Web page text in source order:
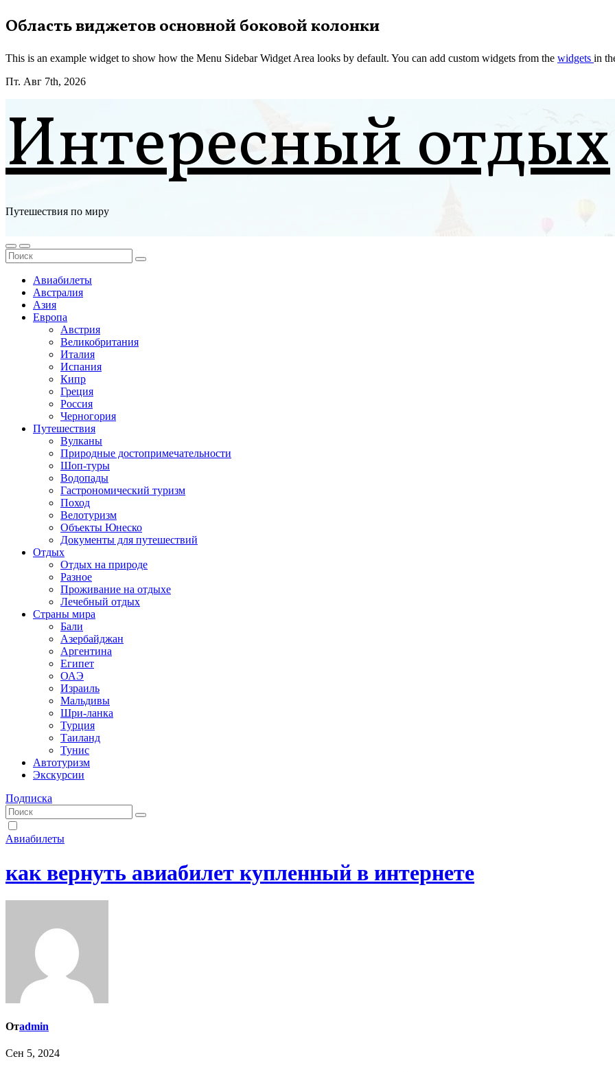
Перейти
к
Область виджетов основной боковой колонки
This is an example widget to show how the Menu Sidebar Widget Area looks by default. You can add custom widgets from the widgets in
Пт. Авг 7th, 2026
Интересный отдых
Путешествия по миру
Авиабилеты
Австралия
Азия
Европа
Австрия
Великобритания
Италия
Испания
Кипр
Греция
Россия
Черногория
Путешествия
Вулканы
Природные достопримечательности
Шоп-туры
Водопады
Гастрономический туризм
Поход
Велотуризм
Объекты Юнеско
Документы для путешествий
Отдых
Отдых на природе
Разное
Проживание на отдыхе
Лечебный отдых
Страны мира
Бали
Азербайджан
Аргентина
Египет
ОАЭ
Израиль
Мальдивы
Шри-ланка
Турция
Таиланд
Тунис
Автотуризм
Экскурсии
Подписка
Авиабилеты
как вернуть авиабилет купленный в интернете
Отadmin
Сен 5, 2024